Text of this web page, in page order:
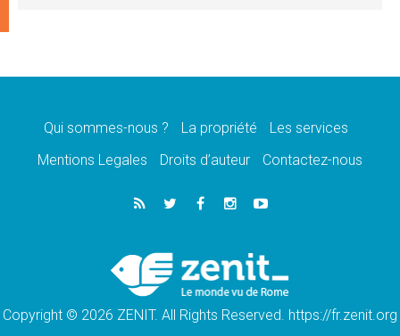
07.08.2026
07.08.2026
lancement des «dix jours de prière pour la
06.08.2026
Préparatifs des JMJ 2027 à Séoul: «c'est
Chrétiens et confucéens: respect et sagesse
pour relever les «défis urgents»
Qui sommes-nous ? La propriété
Les services
Mentions Legales
Droits d’auteur Contactez-nous
Copyright © 2026 ZENIT. All Rights Reserved. https://fr.zenit.org